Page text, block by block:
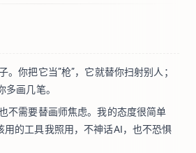
。你把它当”枪”，它就替你扫射别人；
多画几笔。
不需要替画师焦虑。我的态度很简单
的工具我照用，不神话AI，也不恐惧